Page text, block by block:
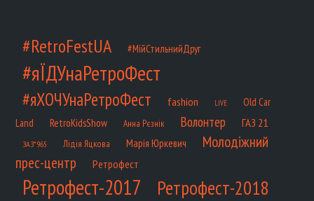
#RetroFestUA #МійСтильнийДруг
#яЇДУнаРетроФест
#яХОЧУнаРетроФест fashion LIVE
Old Car
Land
RetroKidsShow Анна Рєзнік Волонтер ГАЗ 21
ЗАЗ*965 Лідія Яцкова Марія Юркевич
Молодіжний
прес-центр
Ретрофест
Ретрофест-2017 Ретрофест-2018